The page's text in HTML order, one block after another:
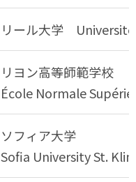
リール大学
リヨン高等師範学校
École Normale
ソフィア大学
Sofia University St.